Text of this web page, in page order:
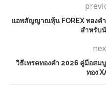
แอพสัญญาณหุ้น FOREX ทองค
สำหรับ
วิธีเทรดทองคำ 2026 คู่มือสม
ทอง